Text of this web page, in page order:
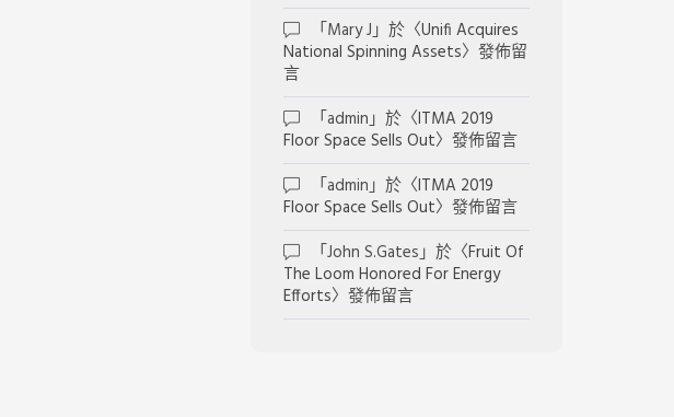
「Mary J」於〈Unifi Acquires
National Spinning Assets〉發佈留
言
「admin」於〈ITMA 2019
Floor Space Sells Out〉發佈留言
「admin」於〈ITMA 2019
Floor Space Sells Out〉發佈留言
「John S.Gates」於〈Fruit Of
The Loom Honored For Energy
Efforts〉發佈留言